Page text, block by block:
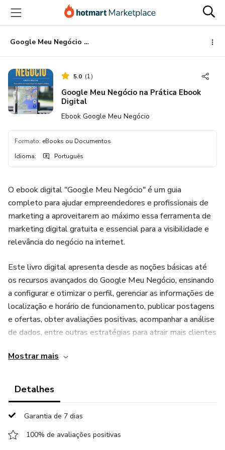
para
conteúdo
principal
para
pagamento
para
rodapé
Google Meu Negócio na Prática Ebook Digital
5.0 (1)
Google Meu Negócio na Prática Ebook
Digital
Ebook Google Meu Negócio
Formato: eBooks ou Documentos
Idioma: Português
O ebook digital "Google Meu Negócio" é um guia
completo para ajudar empreendedores e profissionais de
marketing a aproveitarem ao máximo essa ferramenta de
marketing digital gratuita e essencial para a visibilidade e
relevância do negócio na internet.
Este livro digital apresenta desde as noções básicas até
os recursos avançados do Google Meu Negócio, ensinando
a configurar e otimizar o perfil, gerenciar as informações de
localização e horário de funcionamento, publicar postagens
e ofertas, obter avaliações positivas, acompanhar a análise
de dados, entre outras estratégias para atrair mais clientes
"Google Meu Negócio" oferece um passo a passo
conhecimento prévio em marketing digital, possa dominar
e offline.Este ebook é uma fonte indispensável de
Mostrar mais
Detalhes
Garantia de 7 dias
100% de avaliações positivas